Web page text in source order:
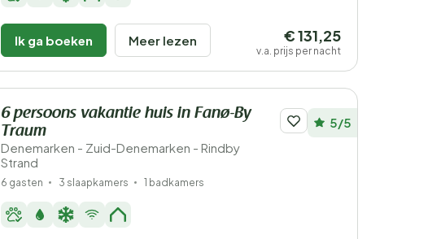
Ik ga boeken Meer lezen € 131,25
v.a. prijs per nacht
6 persoons vakantie huis in Fanø-By
Traum
Denemarken - Zuid-Denemarken - Rindby
Strand
5/5
6 gasten 3 slaapkamers 1 badkamers